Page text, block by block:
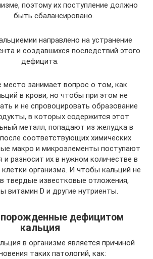
поэтому их поступление должно
быть сбалансировано.
направлено на устранение
и создавшихся последствий этого
дефицита.
место занимает вопрос о том, как
в крови, но чтобы при этом не
и не спровоцировать образование
в которых содержится этот
металл, попадают из желудка в
соответствующих химических
макро и микроэлементы поступают
и разносит их в нужном количестве в
организма. И чтобы кальций не
твердые известковые отложения,
витамин D и другие нутриенты.
порожденные дефицитом
кальция
в организме является причиной
таких патологий, как: